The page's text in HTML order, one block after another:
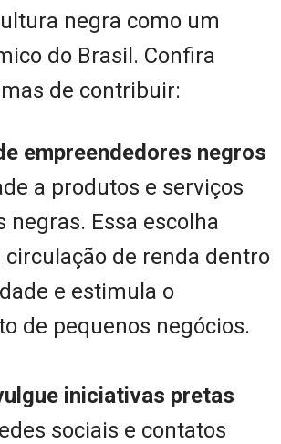
negra como um
do Brasil. Confira
de contribuir:
empreendedores negros
a produtos e serviços
negras. Essa escolha
de renda dentro
e estimula o
de pequenos negócios.
iniciativas pretas
sociais e contatos